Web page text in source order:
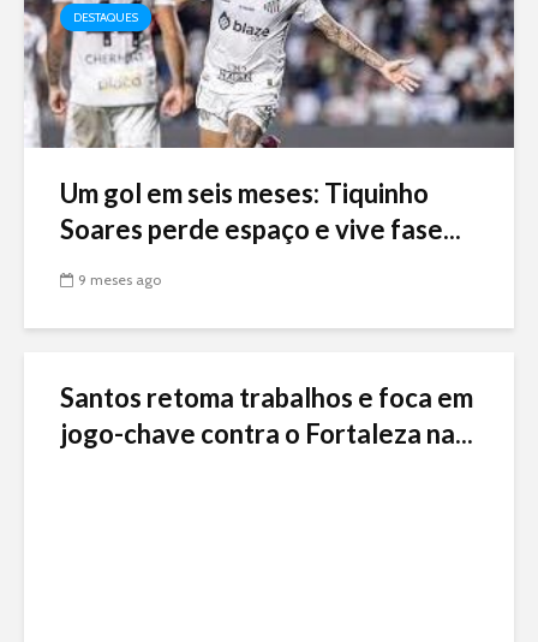
DESTAQUES
Um gol em seis meses: Tiquinho
Soares perde espaço e vive fase...
9 meses ago
Santos retoma trabalhos e foca em
jogo-chave contra o Fortaleza na...